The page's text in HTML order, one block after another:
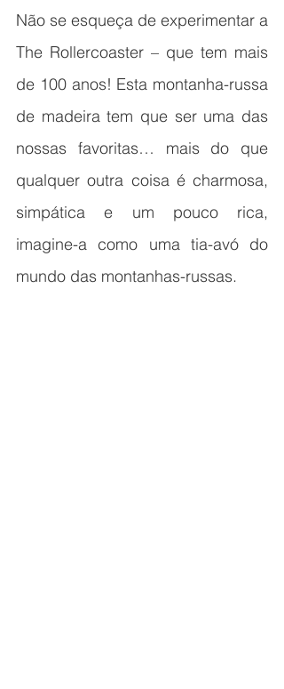
Não se esqueça de experimentar a
The Rollercoaster – que tem mais
de 100 anos! Esta montanha-russa
de madeira tem que ser uma das
nossas favoritas… mais do que
qualquer outra coisa é charmosa,
simpática e um pouco rica,
imagine-a como uma tia-avó do
mundo das montanhas-russas.